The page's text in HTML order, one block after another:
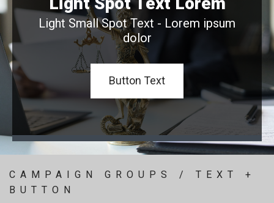
Light Small Spot Text - Lorem ipsum
dolor
Button Text
CAMPAIGN GROUPS / TEXT +
BUTTON